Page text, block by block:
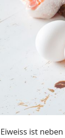
Eiweiss ist